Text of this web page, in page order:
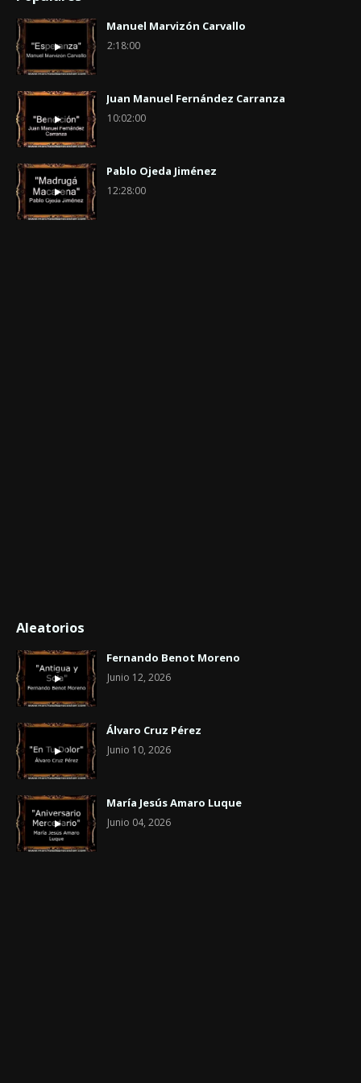
Manuel Marvizón Carvallo
2:18:00
Juan Manuel Fernández Carranza
10:02:00
Pablo Ojeda Jiménez
12:28:00
Aleatorios
Fernando Benot Moreno
Junio 12, 2026
Álvaro Cruz Pérez
Junio 10, 2026
María Jesús Amaro Luque
Junio 04, 2026